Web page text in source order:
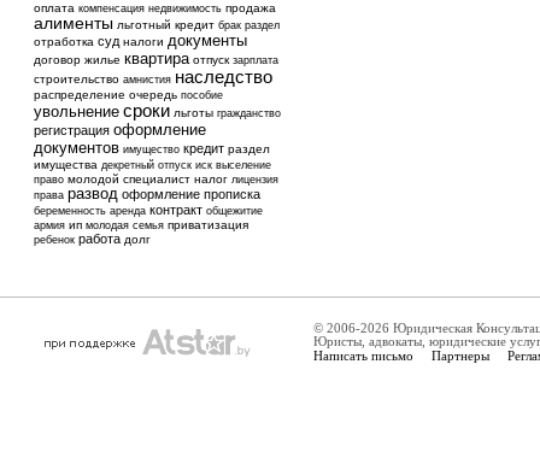
оплата компенсация недвижимость продажа
алименты льготный кредит брак раздел
отработка суд налоги документы
договор жилье квартира отпуск зарплата
строительство амнистия наследство
распределение очередь пособие
увольнение сроки льготы гражданство
регистрация оформление
документов имущество кредит раздел
имущества декретный отпуск иск выселение
право молодой специалист налог лицензия
права развод оформление прописка
беременность аренда контракт общежитие
армия ип молодая семья приватизация
ребенок работа долг
© 2006-2026 Юридическая
Юристы, адвокаты, юридические
Написать письмо Партнеры